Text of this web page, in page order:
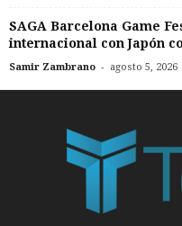
SAGA Barcelona Game
internacional con Japón
Samir Zambrano - agosto 5, 2026